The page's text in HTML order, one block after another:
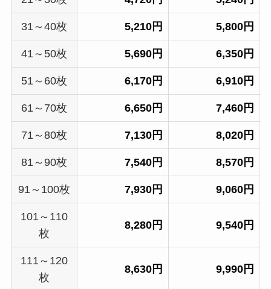
31～40枚 5,210円 5,800円
41～50枚 5,690円 6,350円
51～60枚 6,170円 6,910円
61～70枚 6,650円 7,460円
71～80枚 7,130円 8,020円
81～90枚 7,540円 8,570円
91～100枚 7,930円 9,060円
101～110
枚
8,280円 9,540円
111～120
枚
8,630円 9,990円